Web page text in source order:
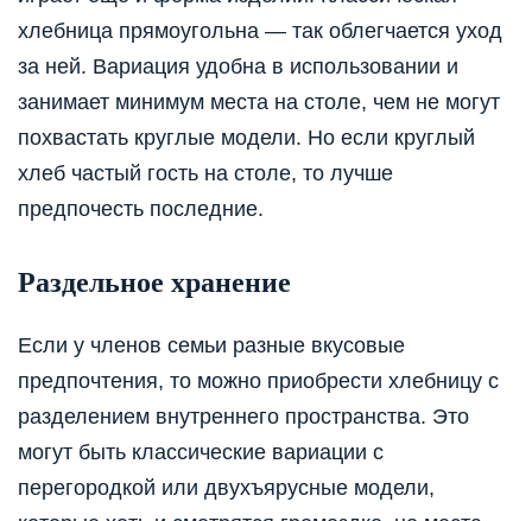
хлебница прямоугольна — так облегчается уход
за ней. Вариация удобна в использовании и
занимает минимум места на столе, чем не могут
похвастать круглые модели. Но если круглый
хлеб частый гость на столе, то лучше
предпочесть последние.
Раздельное хранение
Если у членов семьи разные вкусовые
предпочтения, то можно приобрести хлебницу с
разделением внутреннего пространства. Это
могут быть классические вариации с
перегородкой или двухъярусные модели,